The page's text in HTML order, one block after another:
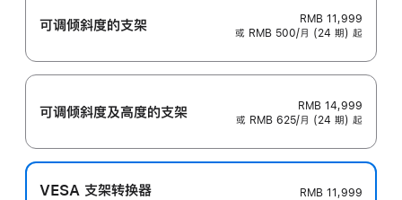
可调倾斜度的支架
RMB 11,999
或 RMB 500/月 (24 期) 起
可调倾斜度及高‍度的支‍架
RMB 14,999
或 RMB 625/月 (24 期) 起
VESA 支架转换器
RMB 11,999